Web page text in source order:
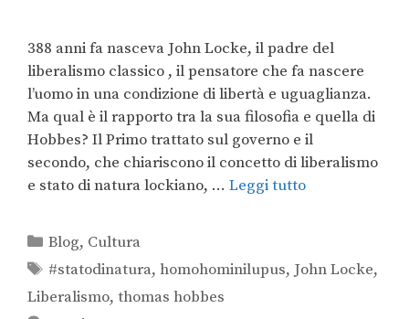
388 anni fa nasceva John Locke, il padre del
liberalismo classico , il pensatore che fa nascere
l’uomo in una condizione di libertà e uguaglianza.
Ma qual è il rapporto tra la sua filosofia e quella di
Hobbes? Il Primo trattato sul governo e il
secondo, che chiariscono il concetto di liberalismo
e stato di natura lockiano, … Leggi tutto
Blog, Cultura
#statodinatura,homohominilupus, John Locke,
Liberalismo, thomas hobbes